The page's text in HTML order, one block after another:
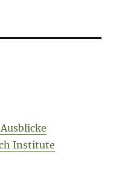
Institute